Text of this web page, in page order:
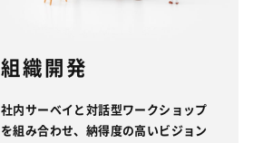
組織開発
社内サーベイと対話型ワークショップ
を組み合わせ、納得度の高いビジョン